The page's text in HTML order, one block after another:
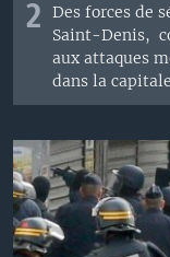
2
Des forces de
Saint-Denis,
aux attaques
dans la